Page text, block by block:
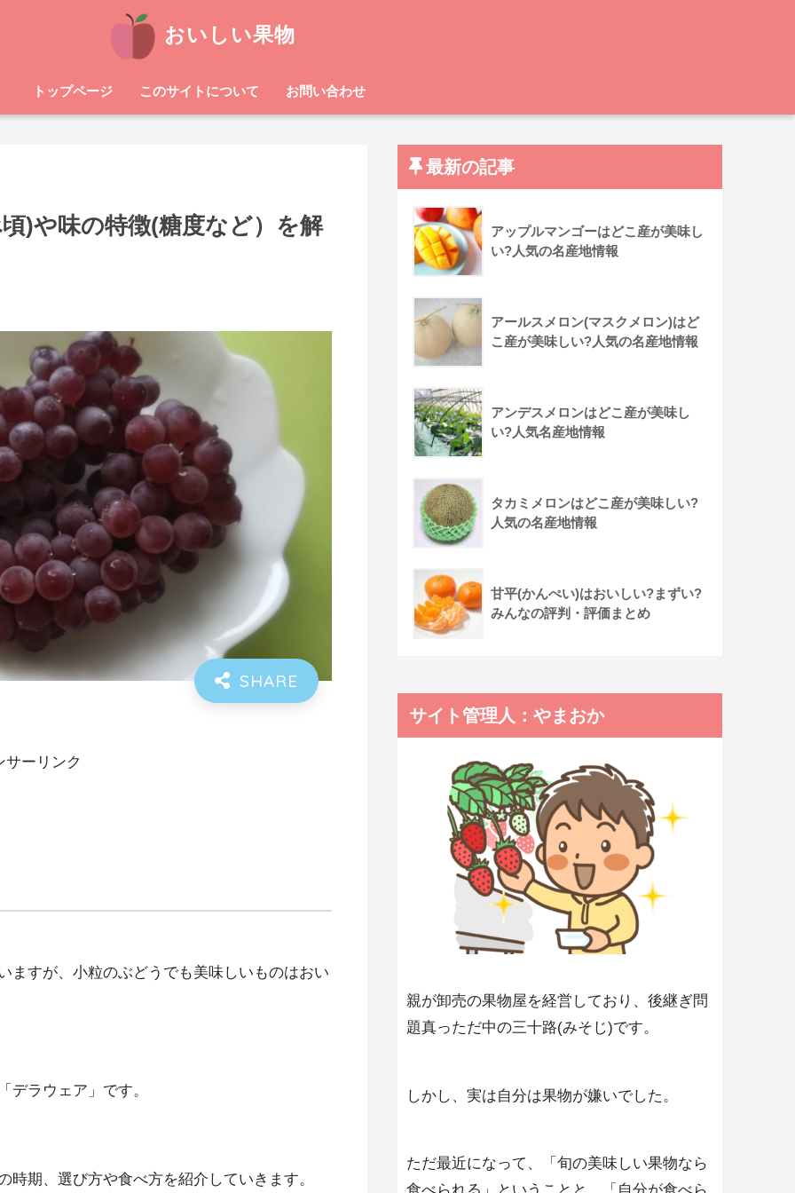
おいしい果物
トップページ このサイトについて お問い合わせ
)や味の特徴(糖度など）を解
サーリンク
ますが、小粒のぶどうでも美味しいものはおい
デラウェア」です。
期、選び方や食べ方を紹介していきます。
最新の記事
アップルマンゴーはどこ産が美味し
い?人気の名産地情報
アールスメロン(マスクメロン)はど
こ産が美味しい?人気の名産地情報
アンデスメロンはどこ産が美味し
い?人気名産地情報
タカミメロンはどこ産が美味しい?
人気の名産地情報
甘平(かんぺい)はおいしい?まずい?
みんなの評判・評価まとめ
サイト管理人：やまおか
親が卸売の果物屋を経営しており、後継ぎ問
題真っただ中の三十路(みそじ)です。
しかし、実は自分は果物が嫌いでした。
ただ最近になって、「旬の美味しい果物なら